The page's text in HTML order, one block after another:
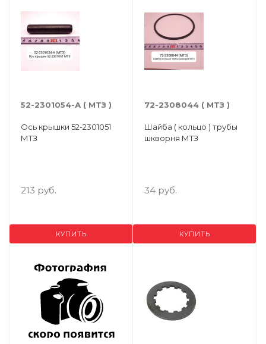
52-2301054-А ( МТЗ )
Ось крышки 52-2301051
МТЗ
213 руб.
КУПИТЬ
72-2308044 ( МТЗ )
Шайба ( кольцо ) трубы
шкворня МТЗ
34 руб.
КУПИТЬ